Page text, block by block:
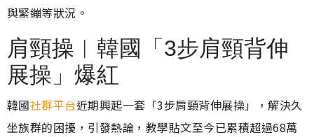
與緊繃等狀況。
肩頸操︱韓國「3步肩頸背伸
展操」爆紅
韓國社群平台近期興起一套「3步肩頸背伸展操」，解決久
坐族群的困擾，引發熱論，教學貼文至今已累積超過68萬